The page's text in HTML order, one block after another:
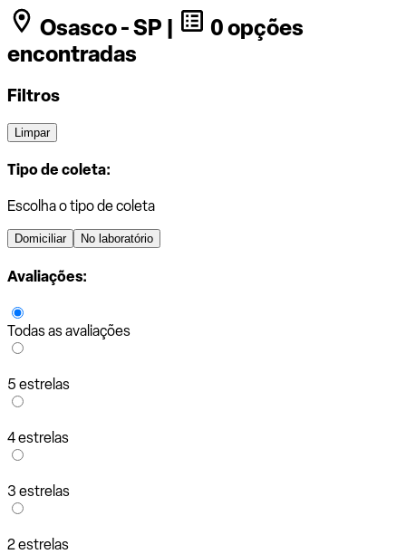
Osasco - SP |
0 opções
encontradas
Filtros
Limpar
Tipo de coleta:
Escolha o tipo de coleta
Domiciliar No laboratório
Avaliações:
Todas as avaliações
5 estrelas
4 estrelas
3 estrelas
2 estrelas